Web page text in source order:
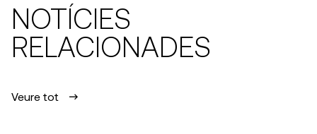
NOTÍCIES
RELACIONADES
Veure tot